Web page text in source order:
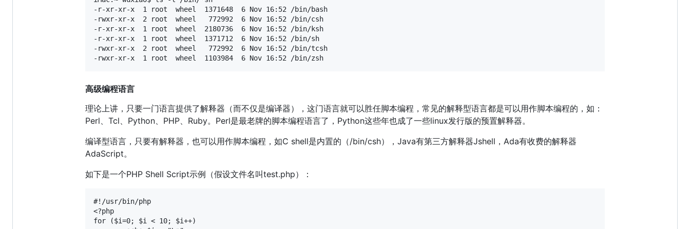
-r-xr-xr-x  1 root  wheel  1371648  6 Nov 16:52 /bin/bash
-rwxr-xr-x  2 root  wheel   772992  6 Nov 16:52 /bin/csh
-r-xr-xr-x  1 root  wheel  2180736  6 Nov 16:52 /bin/ksh
-r-xr-xr-x  1 root  wheel  1371712  6 Nov 16:52 /bin/sh
-rwxr-xr-x  2 root  wheel   772992  6 Nov 16:52 /bin/tcsh
高级编程语言
理论上讲，只要一门语言提供了解释器（而不仅是编译器），这门语言就可以胜任脚本编程，常见的解释型语言都是可以用作脚本编程的，如：
Perl、Tcl、Python、PHP、Ruby。Perl是最老牌的脚本编程语言了，Python这些年也成了一些linux发行版的预置解释器。
编译型语言，只要有解释器，也可以用作脚本编程，如C shell是内置的（/bin/csh），Java有第三方解释器Jshell，Ada有收费的解释器
AdaScript。
如下是一个PHP Shell Script示例（假设文件名叫test.php）：
#!/usr/bin/php
<?php
for ($i=0; $i < 10; $i++)